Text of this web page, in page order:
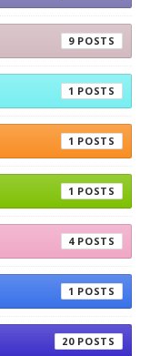
9
1
1
1
4
1
20